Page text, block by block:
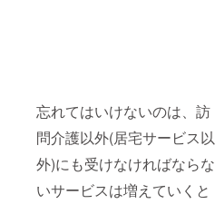
忘れてはいけないのは、訪
問介護以外(居宅サービス以
外)にも受けなければならな
いサービスは増えていくと